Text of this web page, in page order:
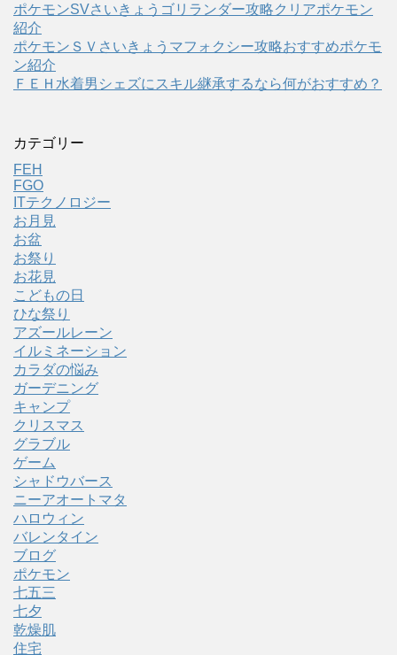
ポケモンSVさいきょうゴリランダー攻略クリアポケモン
紹介
ポケモンＳＶさいきょうマフォクシー攻略おすすめポケモ
ン紹介
ＦＥＨ水着男シェズにスキル継承するなら何がおすすめ？
カテゴリー
FEH
FGO
ITテクノロジー
お月見
お盆
お祭り
お花見
こどもの日
ひな祭り
アズールレーン
イルミネーション
カラダの悩み
ガーデニング
キャンプ
クリスマス
グラブル
ゲーム
シャドウバース
ニーアオートマタ
ハロウィン
バレンタイン
ブログ
ポケモン
七五三
七夕
乾燥肌
住宅